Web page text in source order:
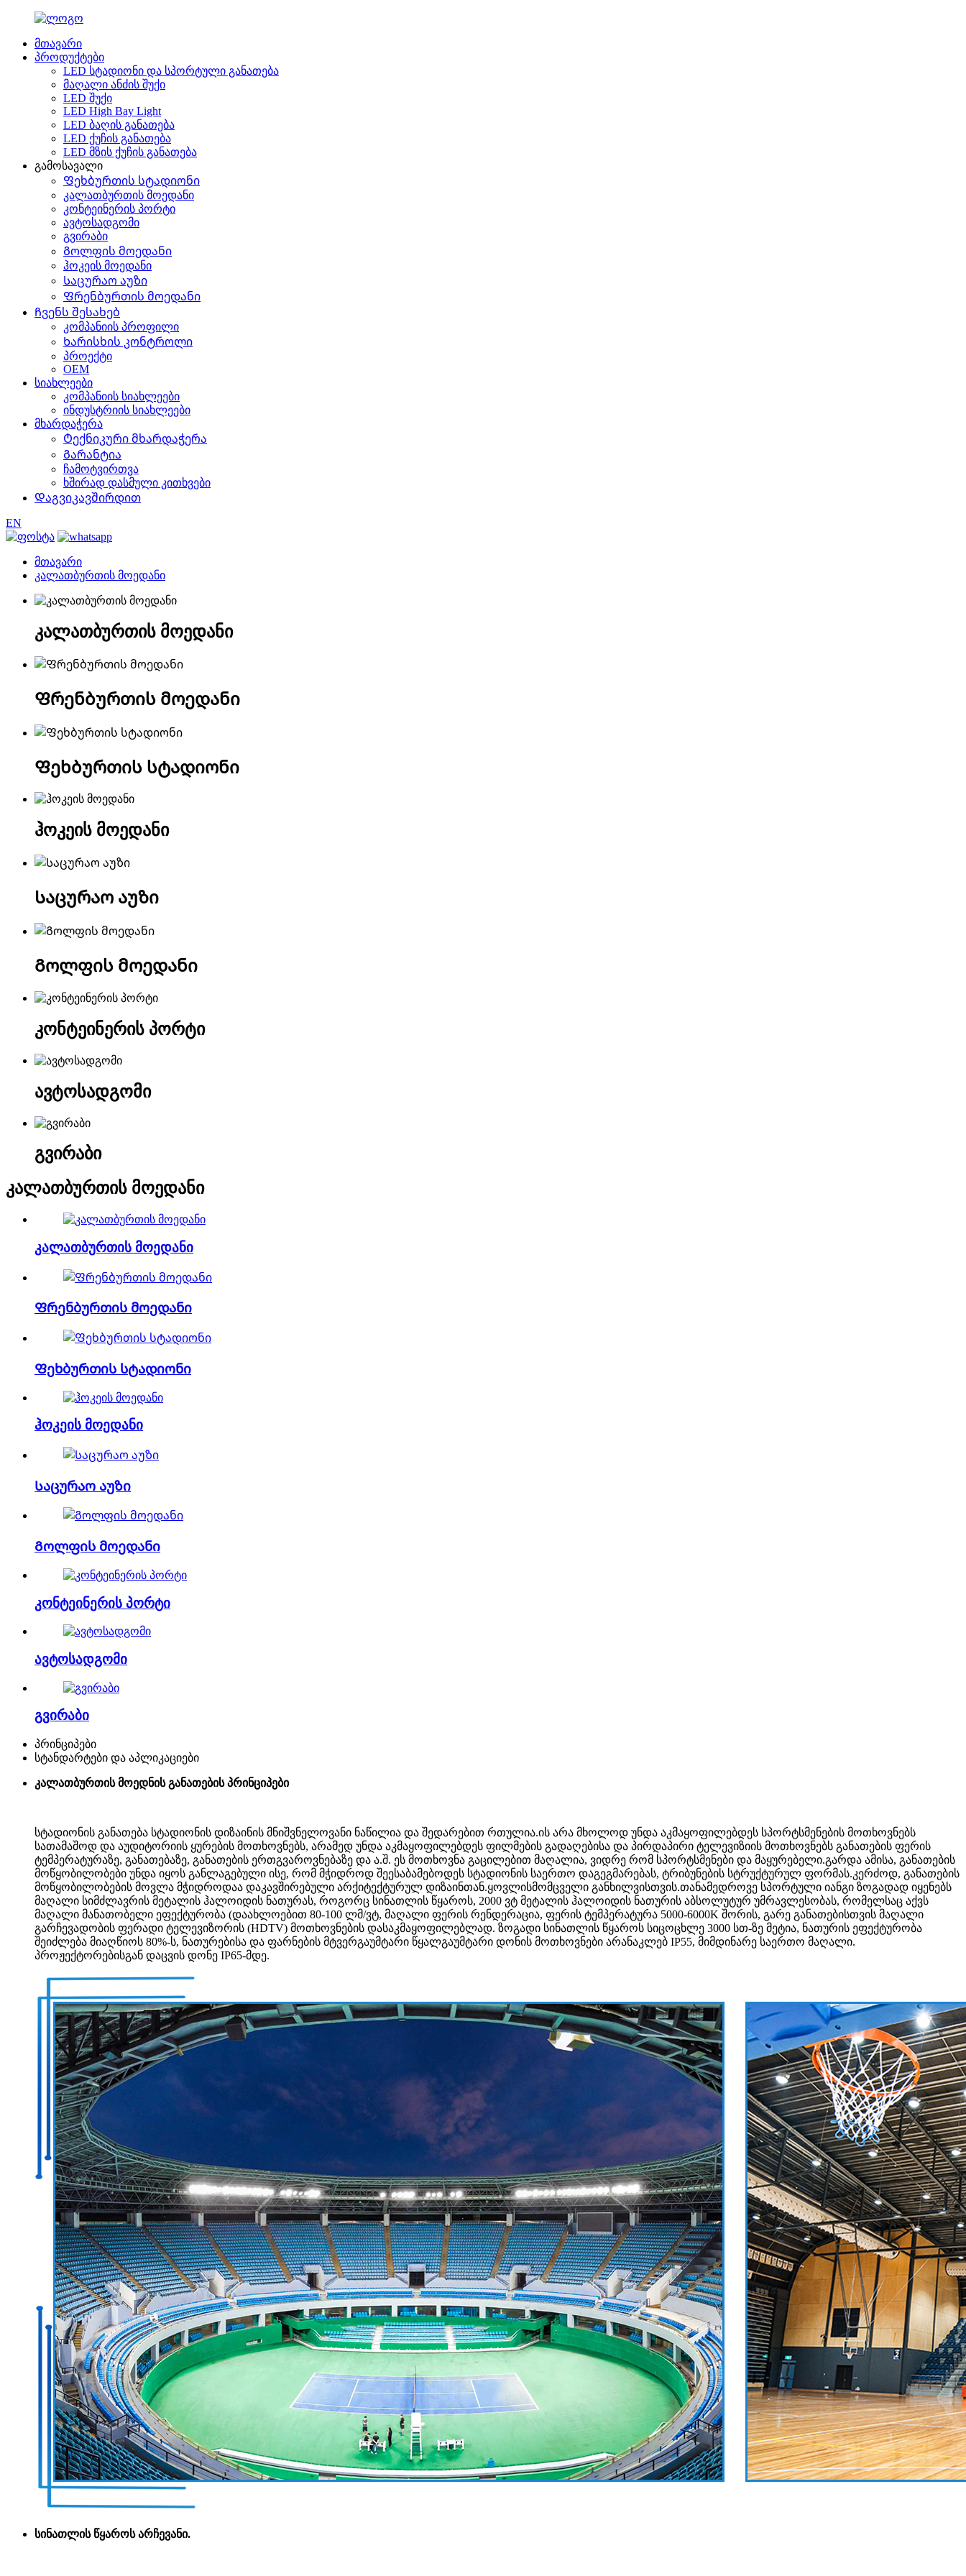
მთავარი
პროდუქტები
LED სტადიონი და სპორტული განათება
მაღალი ანძის შუქი
LED შუქი
LED High Bay Light
LED ბაღის განათება
LED ქუჩის განათება
LED მზის ქუჩის განათება
გამოსავალი
Ფეხბურთის სტადიონი
კალათბურთის მოედანი
კონტეინერის პორტი
ავტოსადგომი
გვირაბი
Გოლფის მოედანი
ჰოკეის მოედანი
Საცურაო აუზი
Ფრენბურთის მოედანი
Ჩვენს შესახებ
კომპანიის პროფილი
Ხარისხის კონტროლი
პროექტი
OEM
სიახლეები
კომპანიის სიახლეები
ინდუსტრიის სიახლეები
მხარდაჭერა
Ტექნიკური მხარდაჭერა
Გარანტია
ჩამოტვირთვა
ხშირად დასმული კითხვები
Დაგვიკავშირდით
EN
მთავარი
კალათბურთის მოედანი
კალათბურთის მოედანი
Ფრენბურთის მოედანი
Ფეხბურთის სტადიონი
ჰოკეის მოედანი
Საცურაო აუზი
Გოლფის მოედანი
კონტეინერის პორტი
ავტოსადგომი
გვირაბი
კალათბურთის მოედანი
კალათბურთის მოედანი
Ფრენბურთის მოედანი
Ფეხბურთის სტადიონი
ჰოკეის მოედანი
Საცურაო აუზი
Გოლფის მოედანი
კონტეინერის პორტი
ავტოსადგომი
გვირაბი
პრინციპები
სტანდარტები და აპლიკაციები
კალათბურთის მოედნის განათების პრინციპები
სტადიონის განათება სტადიონის დიზაინის მნიშვნელოვანი ნაწილია და შედარებით რთულია.ის არა მხოლოდ უნდა აკმაყოფილებდეს სპორტსმენების მოთხოვნებს
სათამაშოდ და აუდიტორიის ყურების მოთხოვნებს, არამედ უნდა აკმაყოფილებდეს ფილმების გადაღებისა და პირდაპირი ტელევიზიის მოთხოვნებს განათების ფერის
ტემპერატურაზე, განათებაზე, განათების ერთგვაროვნებაზე და ა.შ. ეს მოთხოვნა გაცილებით მაღალია, ვიდრე რომ სპორტსმენები და მაყურებელი.გარდა ამისა, განათების
მოწყობილობები უნდა იყოს განლაგებული ისე, რომ მჭიდროდ შეესაბამებოდეს სტადიონის საერთო დაგეგმარებას, ტრიბუნების სტრუქტურულ ფორმას.კერძოდ, განათების
მოწყობილობების მოვლა მჭიდროდაა დაკავშირებული არქიტექტურულ დიზაინთან.ყოვლისმომცველი განხილვისთვის.თანამედროვე სპორტული იანგი ზოგადად იყენებს
მაღალი სიმძლავრის მეტალის ჰალოიდის ნათურას, როგორც სინათლის წყაროს, 2000 ვტ მეტალის ჰალოიდის ნათურის აბსოლუტურ უმრავლესობას, რომელსაც აქვს
მაღალი მანათობელი ეფექტურობა (დაახლოებით 80-100 ლმ/ვტ, მაღალი ფერის რენდერაცია, ფერის ტემპერატურა 5000-6000K შორის, გარე განათებისთვის მაღალი
გარჩევადობის ფერადი ტელევიზორის (HDTV) მოთხოვნების დასაკმაყოფილებლად. ზოგადი სინათლის წყაროს სიცოცხლე 3000 სთ-ზე მეტია, ნათურის ეფექტურობა
შეიძლება მიაღწიოს 80%-ს, ნათურებისა და ფარნების მტვერგაუმტარი წყალგაუმტარი დონის მოთხოვნები არანაკლებ IP55, მიმდინარე საერთო მაღალი.
პროჟექტორებისგან დაცვის დონე IP65-მდე.
სინათლის წყაროს არჩევანი.